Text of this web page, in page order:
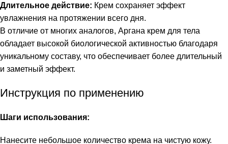
Длительное действие: Крем сохраняет эффект
увлажнения на протяжении всего дня.
В отличие от многих аналогов, Аргана крем для тела
обладает высокой биологической активностью благодаря
уникальному составу, что обеспечивает более длительный
и заметный эффект.
Инструкция по применению
Шаги использования:
Нанесите небольшое количество крема на чистую кожу.